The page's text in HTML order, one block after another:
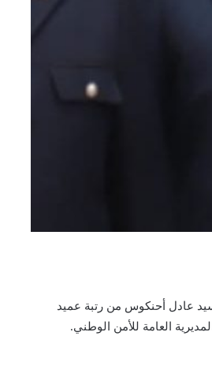
عادل أحنكوس من رتبة عميد
العامة للأمن الوطني.